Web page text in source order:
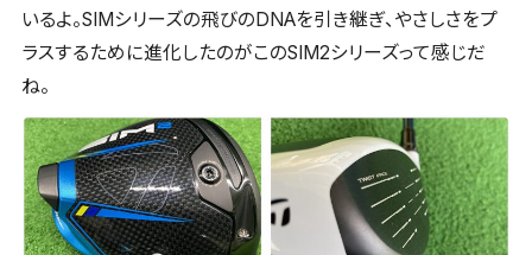
いるよ。SIMシリーズの飛びのDNAを引き継ぎ、やさしさをプ
ラスするために進化したのがこのSIM2シリーズって感じだ
ね。